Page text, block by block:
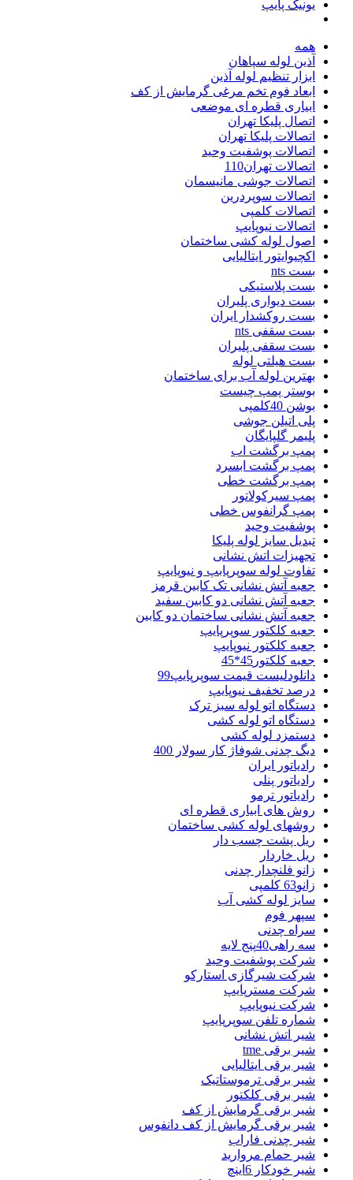
یونیک پایپ
همه
آذین لوله سپاهان
ابزار تنظیم لوله آذین
ابعاد فوم تخم مرغی گرمایش از کف
ابیاری قطره ای موضعی
اتصال پلیکا تهران
اتصالات پلیکا تهران
اتصالات پوشفیت وحید
اتصالات تهران110
اتصالات جوشی مانیسمان
اتصالات سوپردرین
اتصالات کلمپی
اتصالات نیوپایپ
اصول لوله کشی ساختمان
اکچیوایتور ایتالیایی
بست nts
بست پلاستیکی
بست دیواری پلیران
بست روکشدار ایران
بست سقفی nts
بست سقفی پلیران
بست هیلتی لوله
بهترین لوله آب برای ساختمان
بوستر پمپ چیست
بوشن 40کلمپی
پلی اتیلن جوشی
پلیمر گلپایگان
پمپ برگشت اب
پمپ برگشت ابسرد
پمپ برگشت خطی
پمپ سیرکولاتور
پمپ گرانفوس خطی
پوشفیت وحید
تبدیل سایز لوله پلیکا
تجهیزات اتش نشانی
تفاوت لوله سوپرپابپ و نیوپایپ
جعبه آتش نشانی تک کابین قرمز
جعبه آتش نشانی دو کابین سفید
جعبه آتش نشانی ساختمان دو کابین
جعبه کلکتور سوپرپایپ
جعبه کلکتور نیوپایپ
جعبه کلکتور45*45
دانلودلیست قیمت سوپرپایپ99
درصد تخفیف نیوپایپ
دستگاه اتو لوله سبز ترک
دستگاه اتو لوله کشی
دستمزد لوله کشی
دیگ چدنی شوفاژ کار سولار 400
رادیاتور ایران
رادیاتور پنلی
رادیاتور ترمو
روش های ابیاری قطره ای
روشهای لوله کشی ساختمان
ریل پشت چسب دار
ریل خاردار
زانو فلنچدار چدنی
زانو63 کلمپی
سایز لوله کشی آب
سپهر فوم
سراه چدنی
سه راهی40پنج لایه
شرکت پوشفیت وحید
شرکت شیرگازی استارکو
شرکت مسترپایپ
شرکت نیوپایپ
شماره تلفن سوپرپایپ
شیر اتش نشانی
شیر برقی tme
شیر برقی ایتالیایی
شیر برقی ترموستاتیک
شیر برقی کلکتور
شیر برقی گرمایش از کف
شیر برقی گرمایش از کف دانفوس
شیر چدنی فاراب
شیر حمام مروارید
شیر خودکار 6اینچ